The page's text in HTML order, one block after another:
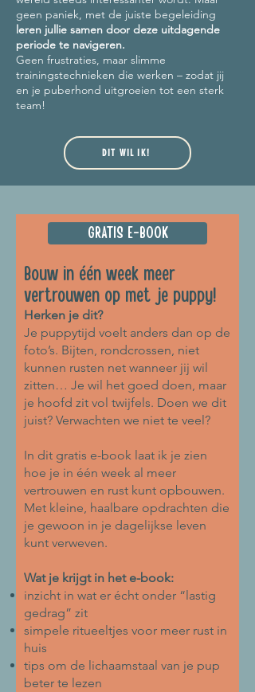
geen paniek, met de juiste begeleiding
leren jullie samen door deze uitdagende
periode te navigeren.
Geen frustraties, maar slimme
trainingstechnieken die werken – zodat jij
en je puberhond uitgroeien tot een sterk
team!
DIT WIL IK!
GRATIS E-BOOK
Bouw in één week meer
vertrouwen op met je puppy!
Herken je dit?
Je puppytijd voelt anders dan op de
foto’s. Bijten, rondcrossen, niet
kunnen rusten net wanneer jij wil
zitten… Je wil het goed doen, maar
je hoofd zit vol twijfels. Doen we dit
juist? Verwachten we niet te veel?
In dit gratis e-book laat ik je zien
hoe je in één week al meer
vertrouwen en rust kunt opbouwen.
Met kleine, haalbare opdrachten die
je gewoon in je dagelijkse leven
kunt verweven.
Wat je krijgt in het e-book:
inzicht in wat er écht onder “lastig
gedrag” zit
simpele ritueeltjes voor meer rust in
huis
tips om de lichaamstaal van je pup
beter te lezen